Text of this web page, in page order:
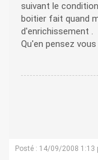
suivant le
boitier fait quand
d'enrichissement .
Qu'en pensez vous
Posté : 14/09/2008 1:13